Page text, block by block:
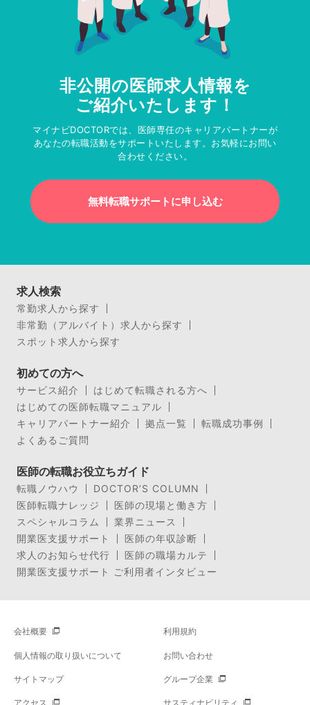
非公開の医師求人情報を
ご紹介いたします！
マイナビDOCTORでは、医師専任のキャリアパートナーが
あなたの転職活動をサポートいたします。お気軽にお問い
合わせください。
無料転職サポートに申し込む
求人検索
常勤求人から探す
非常勤（アルバイト）求人から探す
スポット求人から探す
初めての方へ
サービス紹介
はじめて転職される方へ
はじめての医師転職マニュアル
キャリアパートナー紹介
拠点一覧
転職成功事例
よくあるご質問
医師の転職お役立ちガイド
転職ノウハウ
DOCTOR’S COLUMN
医師転職ナレッジ
医師の現場と働き方
スペシャルコラム
業界ニュース
開業医支援サポート
医師の年収診断
求人のお知らせ代行
医師の職場カルテ
開業医支援サポート ご利用者インタビュー
会社概要 利用規約
個人情報の取り扱いについて お問い合わせ
サイトマップ グループ企業
アクセス サスティナビリティ